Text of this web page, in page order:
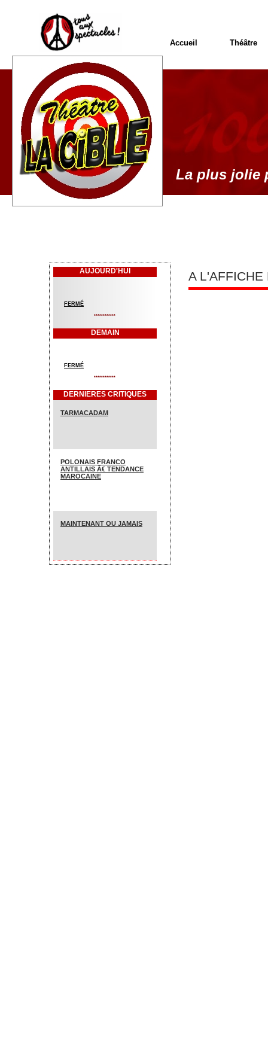
AUJOURD'HUI
FERMÉ
************
DEMAIN
FERMÉ
************
DERNIERES CRITIQUES
TARMACADAM
POLONAIS FRANCO
ANTILLAIS Ã€ TENDANCE
MAROCAINE
MAINTENANT OU JAMAIS
La plus jolie
Accueil Théâtre
A L'AFFICHE